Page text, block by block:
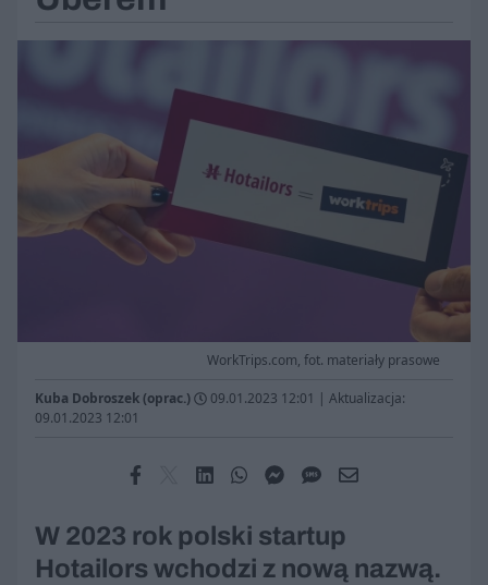
WorkTrips.com, fot. materiały prasowe
Kuba Dobroszek (oprac.) 09.01.2023 12:01 | Aktualizacja:
09.01.2023 12:01
W 2023 rok polski startup
Hotailors wchodzi z nową nazwą.